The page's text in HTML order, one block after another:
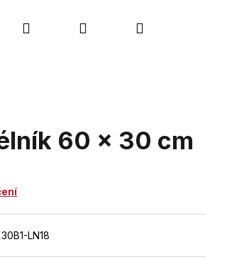
Hledat PřihlášeníNákupní
60 x 30 cm
LN18